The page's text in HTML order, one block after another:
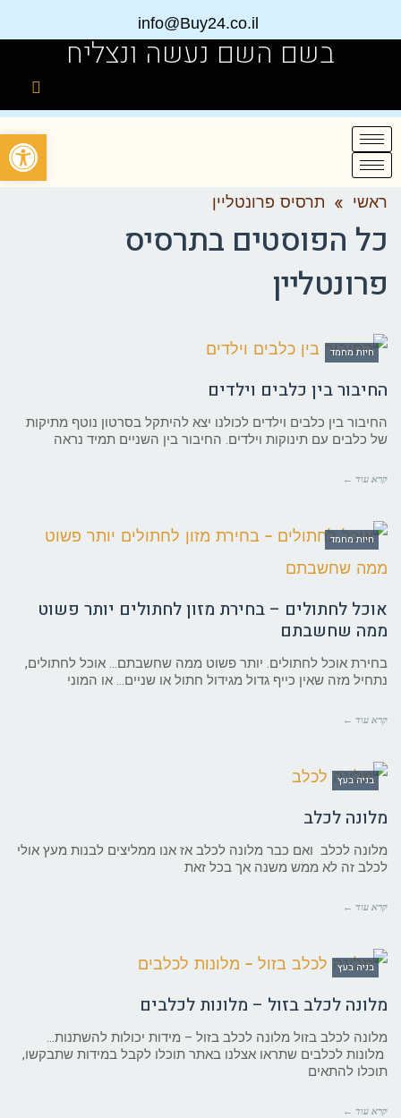
info@Buy24.co.il
בשם השם נעשה ונצליח
ראשי » תרסיס פרונטליין
כל הפוסטים בתרסיס
פרונטליין
חיות מחמד
החיבור בין כלבים וילדים
החיבור בין כלבים וילדים לכולנו יצא להיתקל בסרטון נוטף מתיקות
של כלבים עם תינוקות וילדים. החיבור בין השניים תמיד נראה
קרא עוד ←
חיות מחמד
אוכל לחתולים – בחירת מזון לחתולים יותר פשוט
ממה שחשבתם
בחירת אוכל לחתולים. יותר פשוט ממה שחשבתם… אוכל לחתולים,
נתחיל מזה שאין כייף גדול מגידול חתול או שניים… או המוני
קרא עוד ←
בניה בעץ
מלונה לכלב
מלונה לכלב ואם כבר מלונה לכלב אז אנו ממליצים לבנות מעץ אולי
לכלב זה לא ממש משנה אך בכל זאת
קרא עוד ←
בניה בעץ
מלונה לכלב בזול – מלונות לכלבים
מלונה לכלב בזול מלונה לכלב בזול – מידות יכולות להשתנות…
מלונות לכלבים שתראו אצלנו באתר תוכלו לקבל במידות שתבקשו,
תוכלו להתאים
קרא עוד ←